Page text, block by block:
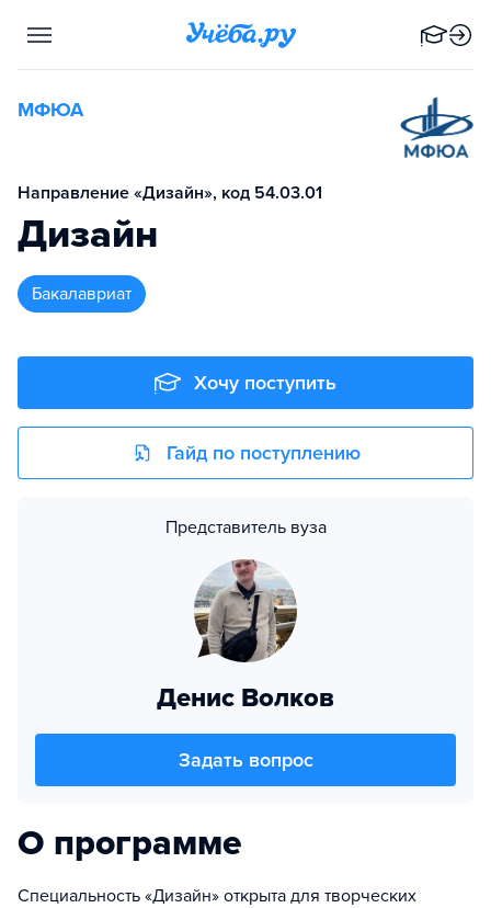
МФЮА
Направление «Дизайн», код 54.03.01
Дизайн
бакалавриат
Хочу поступить
Гайд по поступлению
Представитель вуза
Денис Волков
Задать вопрос
О программе
Специальность «Дизайн» открыта для творческих